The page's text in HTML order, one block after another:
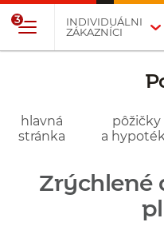
INDIVIDUÁLNI
ZÁKAZNÍCI
3
hlavná
stránka
pôžičky
a
Zrýchlené